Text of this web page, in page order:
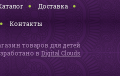
Доставка
Контакты
товаров для детей
в Digital Clouds